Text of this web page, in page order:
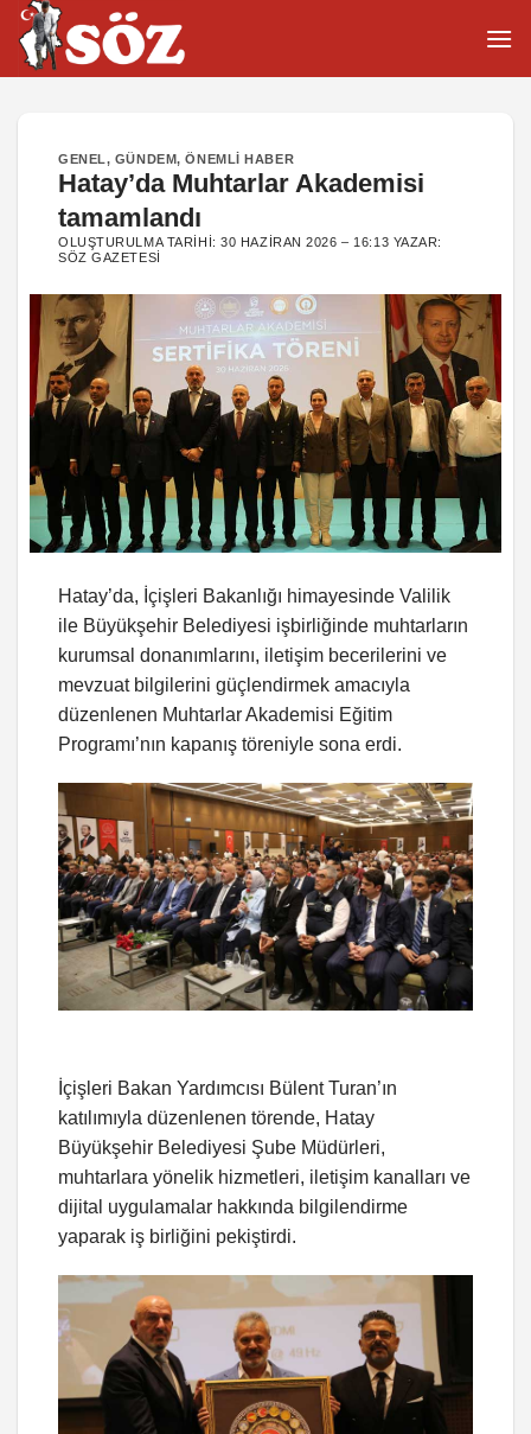
İçeriğe
atla
GENEL, GÜNDEM,ÖNEMLI HABER
Hatay’da Muhtarlar Akademisi
tamamlandı
OLUŞTURULMA TARIHI:30 HAZIRAN 2026 – 16:13 YAZAR:
SÖZ GAZETESI
Hatay’da, İçişleri Bakanlığı himayesinde Valilik
ile Büyükşehir Belediyesi işbirliğinde muhtarların
kurumsal donanımlarını, iletişim becerilerini ve
mevzuat bilgilerini güçlendirmek amacıyla
düzenlenen Muhtarlar Akademisi Eğitim
Programı’nın kapanış töreniyle sona erdi.
İçişleri Bakan Yardımcısı Bülent Turan’ın
katılımıyla düzenlenen törende, Hatay
Büyükşehir Belediyesi Şube Müdürleri,
muhtarlara yönelik hizmetleri, iletişim kanalları ve
dijital uygulamalar hakkında bilgilendirme
yaparak iş birliğini pekiştirdi.